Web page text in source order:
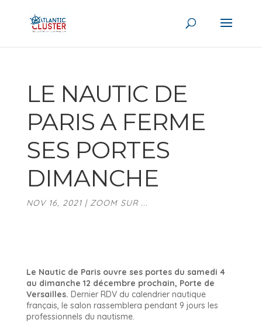
LE NAUTIC DE
PARIS A FERME
SES PORTES
DIMANCHE
NOV 16, 2021| ZOOM SUR ...
Le Nautic de Paris ouvre ses portes du samedi 4
au dimanche 12 décembre prochain, Porte de
Versailles. Dernier RDV du calendrier nautique
français, le salon rassemblera pendant 9 jours les
professionnels du nautisme.